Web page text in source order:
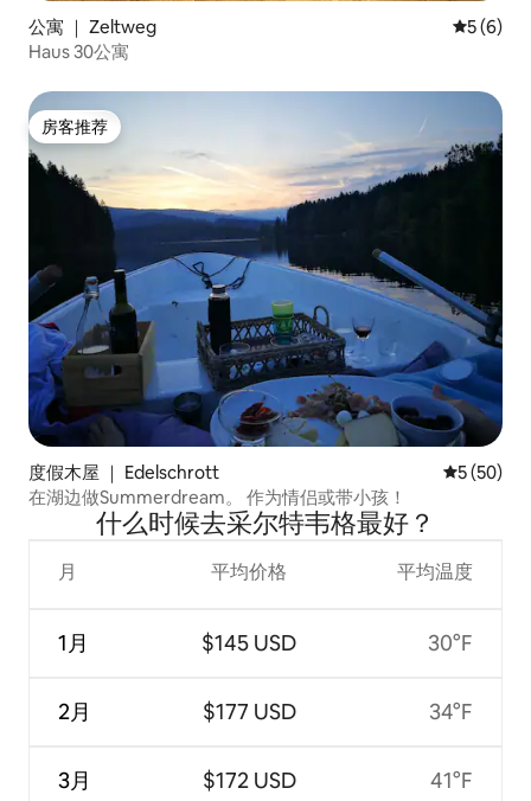
公寓 ｜ Zeltweg 平均评分
5 (6)
Haus 30公寓
房客推荐
房客推荐
度假木屋 ｜ Edelschrott 平均评分
5 (50)
在湖边做Summerdream。 作为情侣或带小孩！
什么时候去采尔特韦格最好？
月
1月
2月
3月
平均价格
$145 USD
$177 USD
$172 USD
平均温度
30°F
34°F
41°F